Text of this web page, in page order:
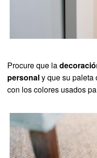
Procure que la
personaly que su paleta
con los colores usados